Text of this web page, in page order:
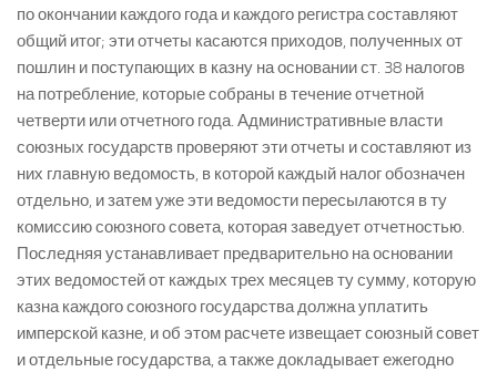
по окончании каждого года и каждого регистра составляют
общий итог; эти отчеты касаются приходов, полученных от
пошлин и поступающих в казну на основании ст. 38 налогов
на потребление, которые собраны в течение отчетной
четверти или отчетного года. Административные власти
союзных государств проверяют эти отчеты и составляют из
них главную ведомость, в которой каждый налог обозначен
отдельно, и затем уже эти ведомости пересылаются в ту
комиссию союзного совета, которая заведует отчетностью.
Последняя устанавливает предварительно на основании
этих ведомостей от каждых трех месяцев ту сумму, которую
казна каждого союзного государства должна уплатить
имперской казне, и об этом расчете извещает союзный совет
и отдельные государства, а также докладывает ежегодно